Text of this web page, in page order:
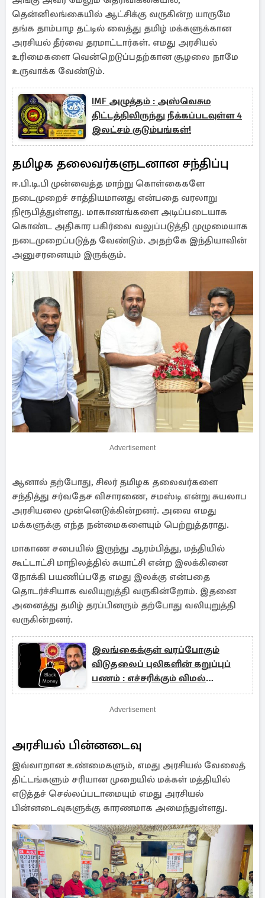
தென்னிலங்கையில் ஆட்சிக்கு வருகின்ற யாருமே
தங்க தாம்பாழ தட்டில் வைத்து தமிழ் மக்களுக்கான
அரசியல் தீர்வை தரமாட்டார்கள். எமது அரசியல்
உரிமைகளை வென்றெடுப்பதற்கான சூழலை நாமே
உருவாக்க வேண்டும்.
IMF அழுத்தம் : அஸ்வெசும
திட்டத்திலிருந்து நீக்கப்படவுள்ள 4
இலட்சம் குடும்பங்கள்!
தமிழக தலைவர்களுடனான சந்திப்பு
ஈ.பி.டி.பி முன்வைத்த மாற்று கொள்கைகளே
நடைமுறைச் சாத்தியமானது என்பதை வரலாறு
நிரூபித்துள்ளது. மாகாணங்களை அடிப்படையாக
கொண்ட அதிகார பகிர்வை வலுப்படுத்தி முழுமையாக
நடைமுறைப்படுத்த வேண்டும். அதற்கே இந்தியாவின்
அனுசரனையும் இருக்கும்.
Advertisement
ஆனால் தற்போது, சிலர் தமிழக தலைவர்களை
சந்தித்து சர்வதேச விசாரணை, சமஸ்டி என்று சுயலாப
அரசியலை முன்னெடுக்கின்றனர். அவை எமது
மக்களுக்கு எந்த நன்மைகளையும் பெற்றுத்தராது.
மாகாண சபையில் இருந்து ஆரம்பித்து, மத்தியில்
கூட்டாட்சி மாநிலத்தில் சுயாட்சி என்ற இலக்கினை
நோக்கி பயணிப்பதே எமது இலக்கு என்பதை
தொடர்ச்சியாக வலியுறுத்தி வருகின்றோம். இதனை
அனைத்து தமிழ் தரப்பினரும் தற்போது வலியுறுத்தி
வருகின்றனர்.
இலங்கைக்குள் வரப்போகும்
விடுதலைப் புலிகளின் கறுப்புப்
பணம் : எச்சரிக்கும் விமல்
வீரவன்ச!
Advertisement
அரசியல் பின்னடைவு
இவ்வாறான உண்மைகளும், எமது அரசியல் வேலைத்
திட்டங்களும் சரியான முறையில் மக்கள் மத்தியில்
எடுத்தச் செல்லப்படாமையும் எமது அரசியல்
பின்னடைவுகளுக்கு காரணமாக அமைந்துள்ளது.